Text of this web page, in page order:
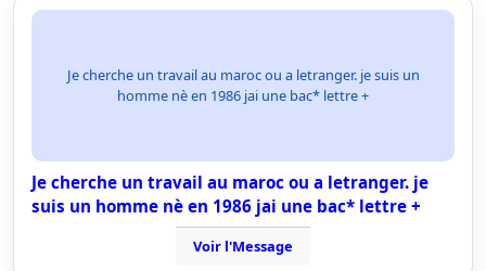
Je cherche un travail au maroc ou a letranger. je suis un
homme nè en 1986 jai une bac* lettre +
Je cherche un travail au maroc ou a letranger. je
suis un homme nè en 1986 jai une bac* lettre +
Voir l'Message